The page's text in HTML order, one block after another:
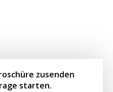
zusenden
starten.